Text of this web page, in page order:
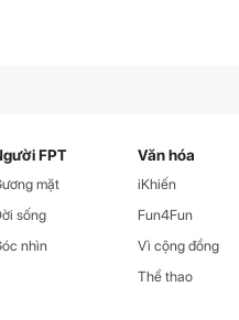
FPT
mặt
sống
nhìn
Văn hóa
iKhiến
Fun4Fun
Vì cộng đồng
Thể thao